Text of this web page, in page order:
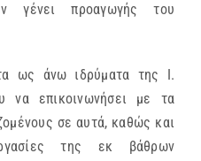
γένει προαγωγής του
ως άνω ιδρύματα της Ι.
να επικοινωνήσει με τα
σε αυτά, καθώς και
της εκ βάθρων